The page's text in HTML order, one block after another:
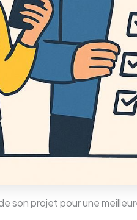
son projet pour une